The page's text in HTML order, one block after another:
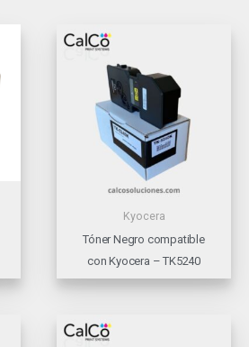
Kyocera
Tóner Negro compatible
con Kyocera – TK5240